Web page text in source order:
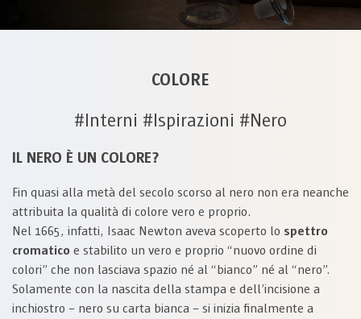
COLORE
#Interni #Ispirazioni #Nero
IL NERO È UN COLORE?
Fin quasi alla metà del secolo scorso al nero non era neanche
attribuita la qualità di colore vero e proprio.
Nel 1665, infatti, Isaac Newton aveva scoperto lo spettro
cromatico e stabilito un vero e proprio “nuovo ordine di
colori” che non lasciava spazio né al “bianco” né al “nero”.
Solamente con la nascita della stampa e dell’incisione a
inchiostro – nero su carta bianca – si inizia finalmente a